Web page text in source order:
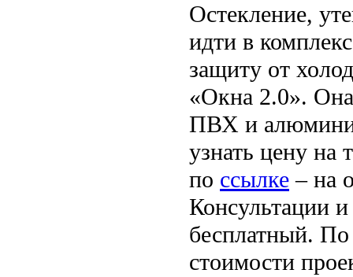
Остекление,
идти в
защиту от
«Окна 2.0».
ПВХ и
узнать цену на
по ссылке – на
Консультации
бесплатный.
стоимости